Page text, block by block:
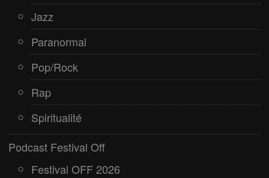
Jazz
Paranormal
Pop/Rock
Rap
Spiritualité
Podcast Festival Off
Festival OFF 2026